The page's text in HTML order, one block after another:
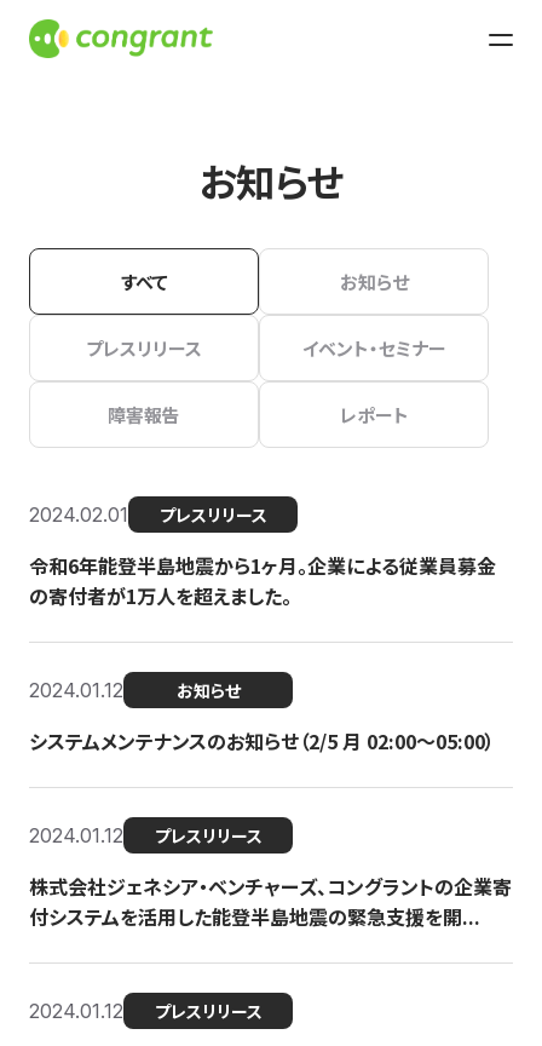
お知らせ
すべて お知らせ
プレスリリース イベント・セミナー
障害報告 レポート
2024.02.01 プレスリリース
令和6年能登半島地震から1ヶ月。企業による従業員募金
の寄付者が1万人を超えました。
2024.01.12 お知らせ
システムメンテナンスのお知らせ（2/5 月 02:00〜05:00）
2024.01.12 プレスリリース
株式会社ジェネシア・ベンチャーズ、コングラントの企業寄
付システムを活用した能登半島地震の緊急支援を開...
2024.01.12 プレスリリース